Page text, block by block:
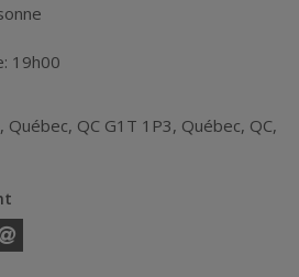
19h00
Québec, QC G1T 1P3, Québec, QC,